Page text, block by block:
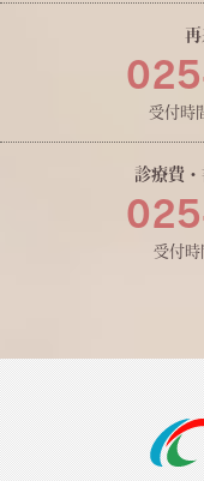
受付時
診療費
受付時